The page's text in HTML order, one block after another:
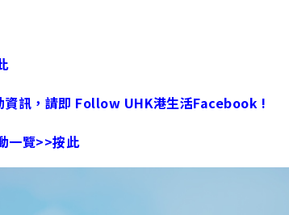
資訊，請即 Follow UHK港生活Facebook !
一覽>>按此